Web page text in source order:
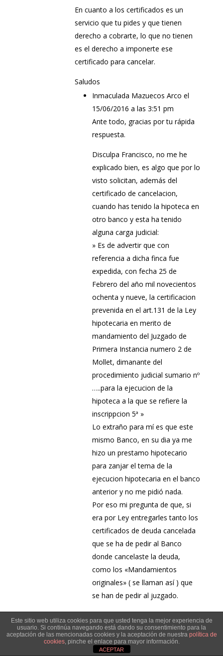
En cuanto a los certificados es un
servicio que tu pides y que tienen
derecho a cobrarte, lo que no tienen
es el derecho a imponerte ese
certificado para cancelar.
Saludos
Inmaculada Mazuecos Arco el
15/06/2016 a las 3:51 pm
Ante todo, gracias por tu rápida
respuesta.
Disculpa Francisco, no me he
explicado bien, es algo que por lo
visto solicitan, además del
certificado de cancelacion,
cuando has tenido la hipoteca en
otro banco y esta ha tenido
alguna carga judicial:
» Es de advertir que con
referencia a dicha finca fue
expedida, con fecha 25 de
Febrero del año mil novecientos
ochenta y nueve, la certificacion
prevenida en el art.131 de la Ley
hipotecaria en merito de
mandamiento del Juzgado de
Primera Instancia numero 2 de
Mollet, dimanante del
procedimiento judicial sumario nº
…..para la ejecucion de la
hipoteca a la que se refiere la
inscrippcion 5ª »
Lo extraño para mí es que este
mismo Banco, en su dia ya me
hizo un prestamo hipotecario
para zanjar el tema de la
ejecucion hipotecaria en el banco
anterior y no me pidió nada.
Por eso mi pregunta de que, si
era por Ley entregarles tanto los
certificados de deuda cancelada
que se ha de pedir al Banco
donde cancelaste la deuda,
como los «Mandamientos
originales» ( se llaman así ) que
se han de pedir al juzgado.
para vender la vivienda, no es un
servicio que pido yo; lo solicita el
Este sitio web utiliza cookies para que usted tenga la mejor experiencia de
usuario. Si continúa navegando está dando su consentimiento para la
aceptación de las mencionadas cookies y la aceptación de nuestra política de
cookies, pinche el enlace para mayor información.
ACEPTAR